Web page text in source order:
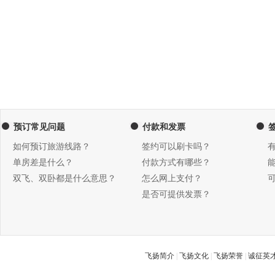
预订常见问题
如何预订旅游线路？
单房差是什么？
双飞、双卧都是什么意思？
付款和发票
签约可以刷卡吗？
付款方式有哪些？
怎么网上支付？
是否可提供发票？
飞扬简介 飞扬文化 飞扬荣誉 诚征英